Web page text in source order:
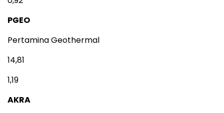
PGEO
Pertamina Geothermal
14,81
1,19
AKRA